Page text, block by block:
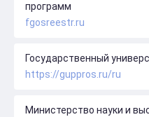
программ
fgosreestr.ru
Государственный
https://guppros.ru/ru
Министерство науки и